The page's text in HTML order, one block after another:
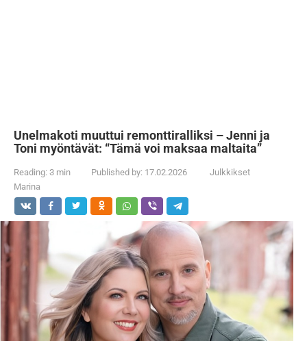
Unelmakoti muuttui remonttiralliksi – Jenni ja
Toni myöntävät: “Tämä voi maksaa maltaita”
Reading: 3 min Published by: 17.02.2026
Julkkikset
Marina